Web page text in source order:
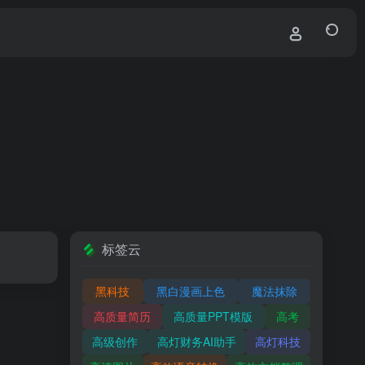
标签云
黑科技 黑白漫画上色
魔法抹除
高质量简历
高质量PPT模版
高考
高级创作
高灯财务AI助手
高灯科技